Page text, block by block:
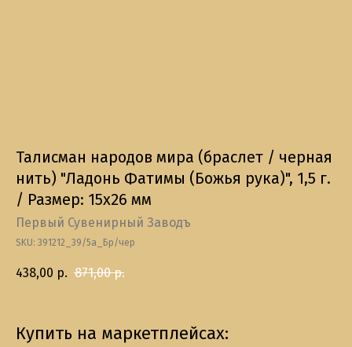
Талисман народов мира (браслет / черная
нить) "Ладонь Фатимы (Божья рука)", 1,5 г.
/ Размер: 15x26 мм
Первый Сувенирный Заводъ
SKU: 391212_39/5а_Бр/чер
438,00 р. 871,00 р.
Купить на маркетплейсах: